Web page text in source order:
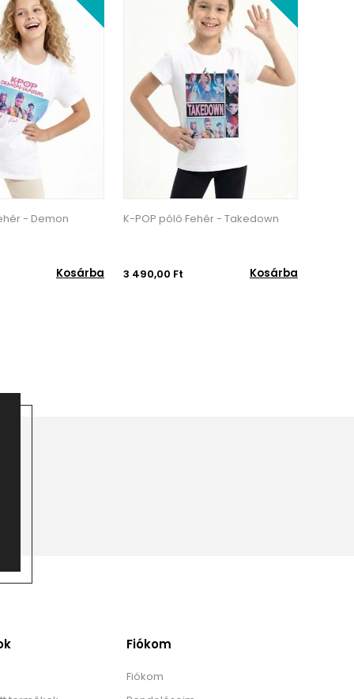
- Demon
Kosárba
K-POP póló Fehér - Takedown
3 490,00 Ft Kosárba
Fiókom
Fiókom